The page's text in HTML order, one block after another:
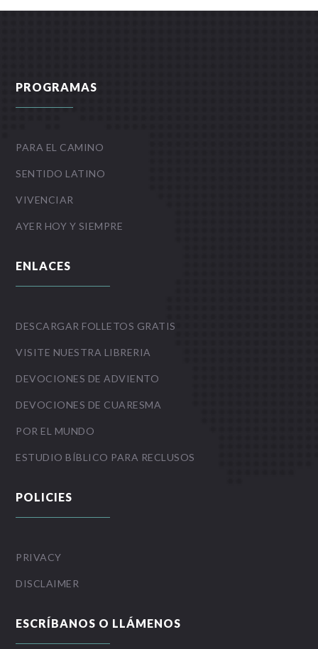
PROGRAMAS
PARA EL CAMINO
SENTIDO LATINO
VIVENCIAR
AYER HOY Y SIEMPRE
ENLACES
DESCARGAR FOLLETOS GRATIS
VISITE NUESTRA LIBRERIA
DEVOCIONES DE ADVIENTO
DEVOCIONES DE CUARESMA
POR EL MUNDO
ESTUDIO BÍBLICO PARA RECLUSOS
POLICIES
PRIVACY
DISCLAIMER
ESCRÍBANOS O LLÁMENOS